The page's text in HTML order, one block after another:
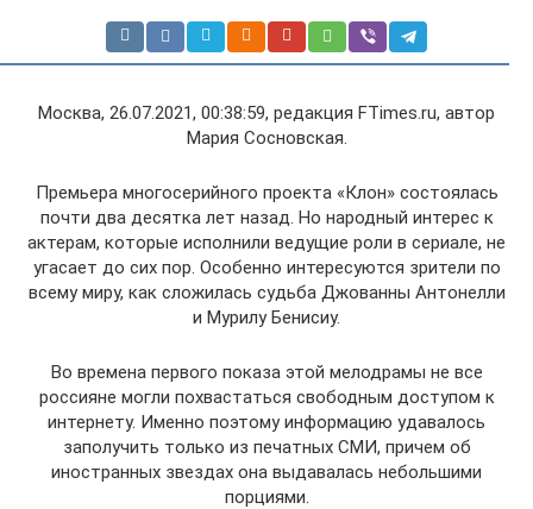
Москва, 26.07.2021, 00:38:59, редакция FTimes.ru, автор
Мария Сосновская.
Премьера многосерийного проекта «Клон» состоялась
почти два десятка лет назад. Но народный интерес к
актерам, которые исполнили ведущие роли в сериале, не
угасает до сих пор. Особенно интересуются зрители по
всему миру, как сложилась судьба Джованны Антонелли
и Мурилу Бенисиу.
Во времена первого показа этой мелодрамы не все
россияне могли похвастаться свободным доступом к
интернету. Именно поэтому информацию удавалось
заполучить только из печатных СМИ, причем об
иностранных звездах она выдавалась небольшими
порциями.